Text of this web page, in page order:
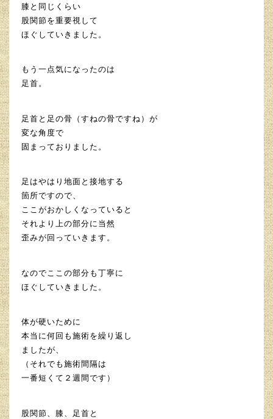
膝と同じくらい
股関節を重要視して
ほぐしていきました。
もう一点気になったのは
足首。
足首と足の骨（すねの骨ですね）が
変な角度で
固まっておりました。
足はやはり地面と接地する
箇所ですので、
ここがおかしくなっていると
それより上の部分に当然
歪みが回っていきます。
なのでここの部分も丁寧に
ほぐしていきました。
体が硬いために
本当に何回も施術を繰り返し
ましたが、
（それでも施術間隔は
一番短くて２週間です）
股関節、膝、足首と